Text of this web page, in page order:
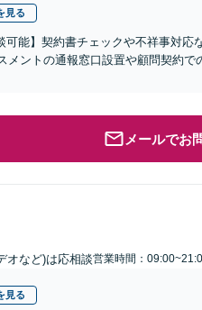
見る
可能】契約書チェックや不祥事対応
ントの通報窓口設置や顧問契約で
メールでお
オなど)は応相談営業時間：
見る